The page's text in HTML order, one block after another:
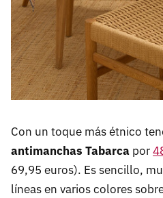
Con un toque más étnico
antimanchas Tabarca por
69,95 euros). Es sencillo,
líneas en varios colores